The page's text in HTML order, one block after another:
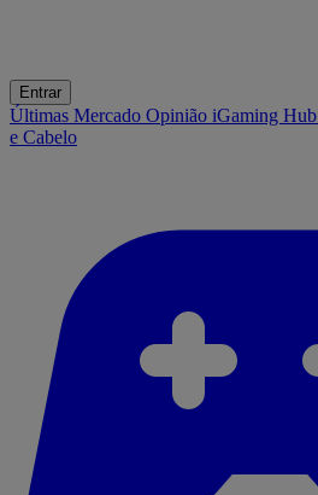
Entrar
Últimas Mercado Opinião iGaming Hub
e Cabelo